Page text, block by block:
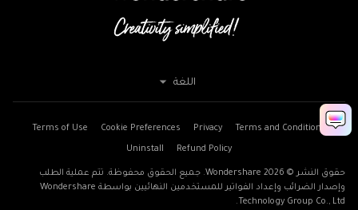
Terms and Conditions
Privacy
Cookie Preferences
Terms of Use
Refund Policy
Uninstall
حقوق النشر © 2026
Wondershare. جميع الحقوق محفوظة. تتم عملية الطلب
وإصدار الضرائب وإعداد الفواتير للمستخدمين النهائيين بواسطة Wondershare
Technology Group Co., Ltd.
اللغة